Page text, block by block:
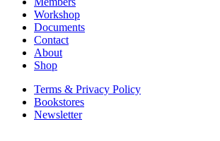
Workshop
Documents
Contact
About
Shop
Terms & Privacy Policy
Bookstores
Newsletter